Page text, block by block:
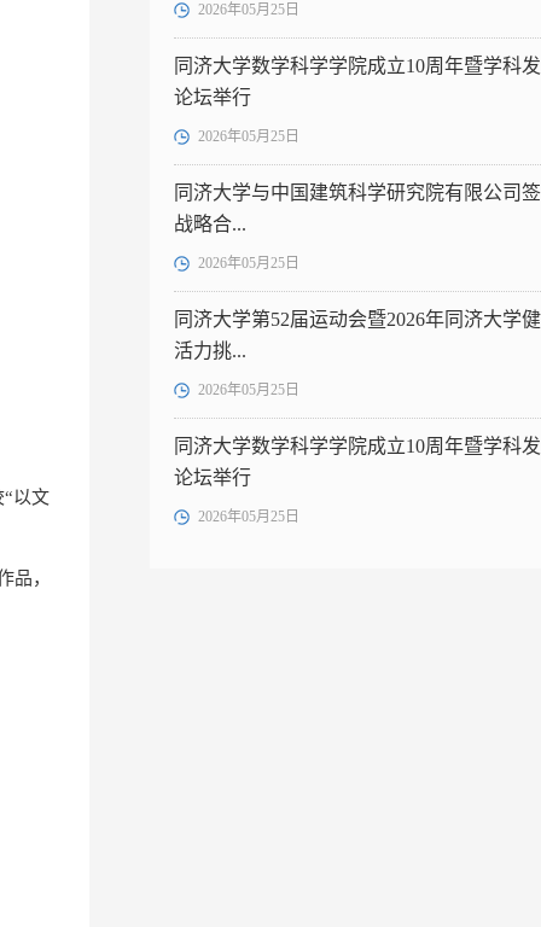
以文
品，
2026年05月25日
同济大学数学科学学院成立10周年暨学科
论坛举行
2026年05月25日
同济大学与中国建筑科学研究院有限公司
战略合...
2026年05月25日
同济大学第52届运动会暨2026年同济大学
活力挑...
2026年05月25日
同济大学数学科学学院成立10周年暨学科
论坛举行
2026年05月25日